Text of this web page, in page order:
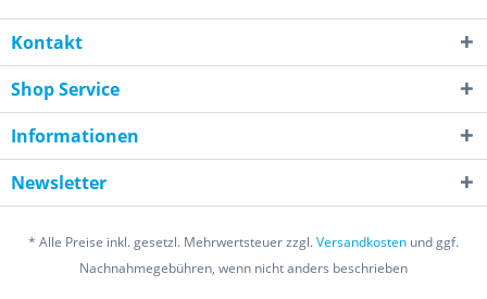
Kontakt
Shop Service
Informationen
Newsletter
* Alle Preise inkl. gesetzl. Mehrwertsteuer zzgl.Versandkosten und ggf.
Nachnahmegebühren, wenn nicht anders beschrieben